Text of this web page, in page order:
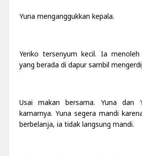
Yuna menganggukkan kepala.
Yeriko tersenyum kecil. Ia
yang berada di dapur sambil
Usai makan bersama. Yuna dan
kamarnya. Yuna segera mandi
berbelanja, ia tidak langsung mandi.